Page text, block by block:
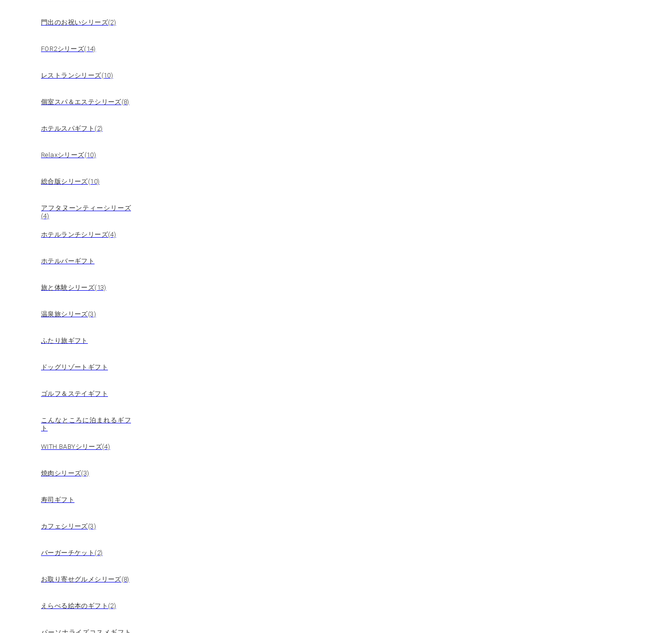
門出のお祝いシリーズ(2)
FOR2シリーズ(14)
レストランシリーズ(10)
個室スパ＆エステシリーズ(8)
ホテルスパギフト(2)
Relaxシリーズ(10)
総合版シリーズ(10)
アフタヌーンティーシリーズ
(4)
ホテルランチシリーズ(4)
ホテルバーギフト
旅と体験シリーズ(13)
温泉旅シリーズ(3)
ふたり旅ギフト
ドッグリゾートギフト
ゴルフ＆ステイギフト
こんなところに泊まれるギフ
ト
WITH BABYシリーズ(4)
焼肉シリーズ(3)
寿司ギフト
カフェシリーズ(3)
バーガーチケット(2)
お取り寄せグルメシリーズ(8)
えらべる絵本のギフト(2)